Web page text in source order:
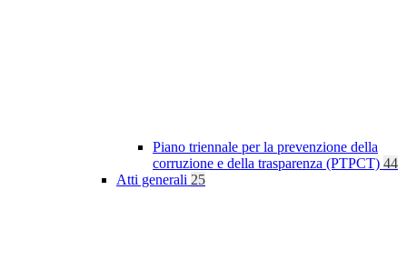
Piano triennale per la prevenzione della
corruzione e della trasparenza (PTPCT) 44
Atti generali 25